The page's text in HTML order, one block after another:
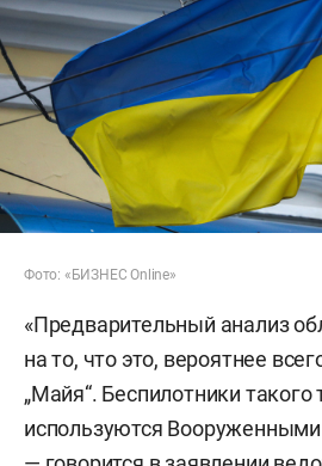
Фото: «БИЗНЕС Online»
«Предварительный анализ
на то, что это, вероятнее
„Майя“. Беспилотники
используются